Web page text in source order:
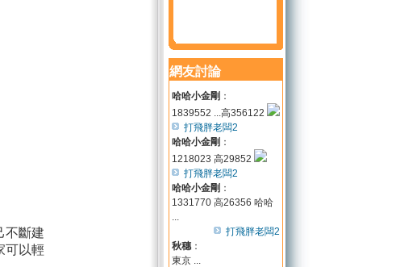
不斷建
可以輕
網友討論
哈哈小金剛 ：
1839552 ...高356122
打飛胖老闆2
哈哈小金剛 ：
1218023 高29852
打飛胖老闆2
哈哈小金剛 ：
1331770 高26356 哈哈
...
打飛胖老闆2
秋穗：
東京 ...